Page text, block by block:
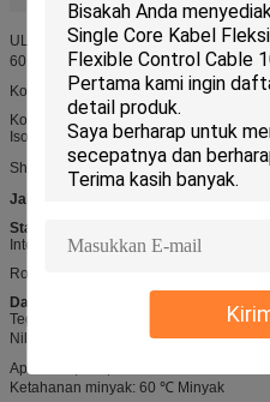
UL22049 Kabel multi-konduktor
60 ℃ Oil
Konstruksi
Konduktor: Padat atau Terdampar
Isolasi: PVC, PE, XLPE, FRPE
Shield atau Braid:Opsional
Jaket
Standar
Internasional: UL758, UL1581, UL2556
RoHS, REACH Compliant,
Data teknis
Tegangan terukur:
Nilai Suhu: -40
-90℃
Api: VW-1, FT1, FT2
Ketahanan minyak: 60 ℃ Minyak